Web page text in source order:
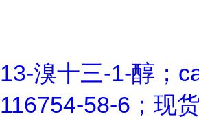
13-溴十三-1-醇；
116754-58-6；现